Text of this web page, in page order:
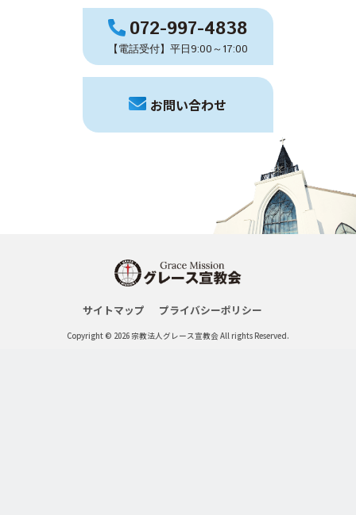
072-997-4838
【電話受付】平日9:00～17:00
お問い合わせ
サイトマップ プライバシーポリシー
Copyright © 2026 宗教法人グレース宣教会 All rights Reserved.